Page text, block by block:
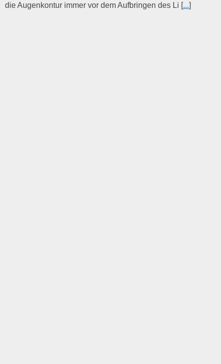
die Augenkontur immer vor dem Aufbringen des Li [...]